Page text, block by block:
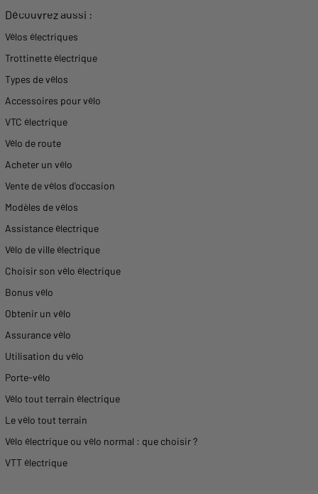
Découvrez aussi :
Vélos électriques
Trottinette électrique
Types de vélos
Accessoires pour vélo
VTC électrique
Vélo de route
Acheter un vélo
Vente de vélos d'occasion
Modèles de vélos
Assistance électrique
Vélo de ville électrique
Choisir son vélo électrique
Bonus vélo
Obtenir un vélo
Assurance vélo
Utilisation du vélo
Porte-vélo
Vélo tout terrain électrique
Le vélo tout terrain
Vélo électrique ou vélo normal : que choisir ?
VTT électrique